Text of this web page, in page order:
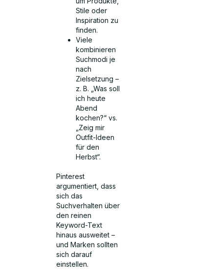
Stile oder
Inspiration zu
finden.
Viele
kombinieren
Suchmodi je
nach
Zielsetzung –
z. B. „Was soll
ich heute
Abend
kochen?“ vs.
„Zeig mir
Outfit-Ideen
für den
Herbst“.
Pinterest
argumentiert, dass
sich das
Suchverhalten über
den reinen
Keyword-Text
hinaus ausweitet –
und Marken sollten
sich darauf
einstellen.